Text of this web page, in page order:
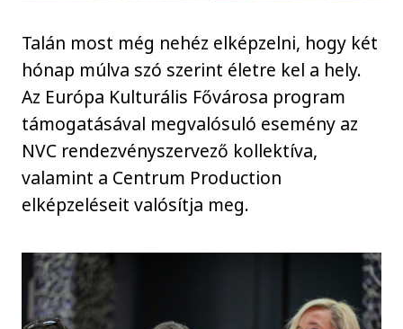
Talán most még nehéz elképzelni, hogy két
hónap múlva szó szerint életre kel a hely.
Az Európa Kulturális Fővárosa program
támogatásával megvalósuló esemény az
NVC rendezvényszervező kollektíva,
valamint a Centrum Production
elképzeléseit valósítja meg.